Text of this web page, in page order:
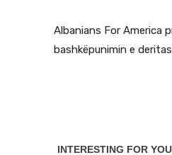
Albanians For America
bashkëpunimin e